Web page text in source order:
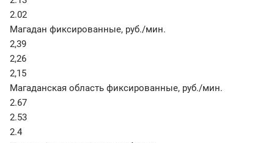
2.02
Магадан фиксированные, руб./мин.
2,39
2,26
2,15
Магаданская область фиксированные, руб./мин.
2.67
2.53
2.4